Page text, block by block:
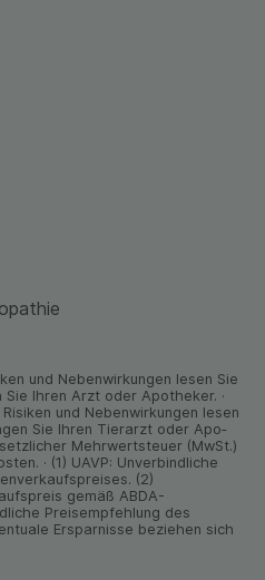
und Neben­wirkungen lesen Sie
Ihren Arzt oder Apo­theker. ·
und Neben­wirkungen lesen
Sie Ihren Tier­arzt oder Apo­
Mehrwertsteuer (MwSt.)
· (1) UAVP: Unverbindliche
(2)
gemäß ABDA-
Preisempfehlung des
Ersparnisse beziehen sich